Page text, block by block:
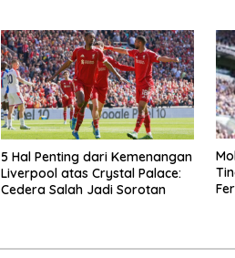
5 Hal Penting dari Kemenangan
Liverpool atas Crystal Palace:
Cedera Salah Jadi Sorotan